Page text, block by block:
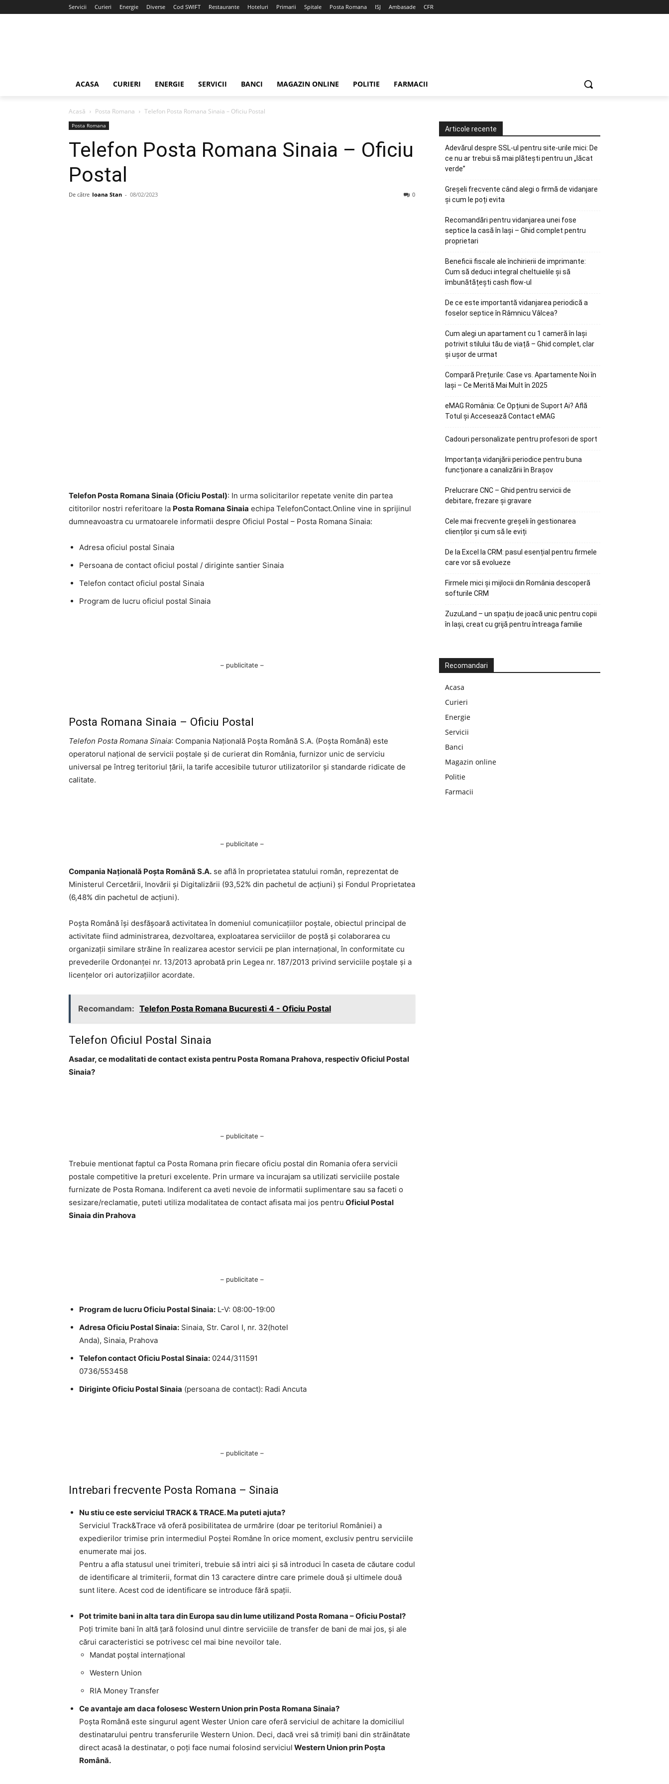
Servicii Curieri Energie Diverse Cod SWIFT Restaurante Hoteluri Primarii Spitale Posta Romana ISJ Ambasade CFR
ACASA CURIERI ENERGIE SERVICII BANCI MAGAZIN ONLINE POLITIE FARMACII
Acasă Posta Romana Telefon Posta Romana Sinaia – Oficiu Postal
Posta Romana
Telefon Posta Romana Sinaia – Oficiu
Postal
De către Ioana Stan - 08/02/2023 0
Telefon Posta Romana Sinaia (Oficiu Postal): In urma solicitarilor repetate venite din partea
cititorilor nostri referitoare la Posta Romana Sinaia echipa TelefonContact.Online vine in sprijinul
dumneavoastra cu urmatoarele informatii despre Oficiul Postal – Posta Romana Sinaia:
Adresa oficiul postal Sinaia
Persoana de contact oficiul postal / diriginte santier Sinaia
Telefon contact oficiul postal Sinaia
Program de lucru oficiul postal Sinaia
– publicitate –
Posta Romana Sinaia – Oficiu Postal
Telefon Posta Romana Sinaia: Compania Națională Poșta Română S.A. (Poșta Română) este
operatorul național de servicii poștale și de curierat din România, furnizor unic de serviciu
universal pe întreg teritoriul țării, la tarife accesibile tuturor utilizatorilor și standarde ridicate de
calitate.
– publicitate –
Compania Națională Poşta Română S.A. se află în proprietatea statului român, reprezentat de
Ministerul Cercetării, Inovării şi Digitalizării (93,52% din pachetul de acţiuni) şi Fondul Proprietatea
(6,48% din pachetul de acţiuni).
Poşta Română îşi desfăşoară activitatea în domeniul comunicaţiilor poştale, obiectul principal de
activitate fiind administrarea, dezvoltarea, exploatarea serviciilor de poştă şi colaborarea cu
organizaţii similare străine în realizarea acestor servicii pe plan internaţional, în conformitate cu
prevederile Ordonanţei nr. 13/2013 aprobată prin Legea nr. 187/2013 privind serviciile poştale şi a
licenţelor ori autorizaţiilor acordate.
Recomandam: Telefon Posta Romana Bucuresti 4 - Oficiu Postal
Telefon Oficiul Postal Sinaia
Asadar, ce modalitati de contact exista pentru Posta Romana Prahova, respectiv Oficiul Postal
Sinaia?
– publicitate –
Trebuie mentionat faptul ca Posta Romana prin fiecare oficiu postal din Romania ofera servicii
postale competitive la preturi excelente. Prin urmare va incurajam sa utilizati serviciile postale
furnizate de Posta Romana. Indiferent ca aveti nevoie de informatii suplimentare sau sa faceti o
sesizare/reclamatie, puteti utiliza modalitatea de contact afisata mai jos pentru Oficiul Postal
Sinaia din Prahova
– publicitate –
Program de lucru Oficiu Postal Sinaia: L-V: 08:00-19:00
Adresa Oficiu Postal Sinaia: Sinaia, Str. Carol I, nr. 32(hotel
Anda), Sinaia, Prahova
Telefon contact Oficiu Postal Sinaia: 0244/311591
0736/553458
Diriginte Oficiu Postal Sinaia (persoana de contact): Radi Ancuta
– publicitate –
Intrebari frecvente Posta Romana – Sinaia
Nu stiu ce este serviciul TRACK & TRACE. Ma puteti ajuta?
Serviciul Track&Trace vă oferă posibilitatea de urmărire (doar pe teritoriul României) a
expedierilor trimise prin intermediul Poştei Române în orice moment, exclusiv pentru serviciile
enumerate mai jos.
Pentru a afla statusul unei trimiteri, trebuie să intri aici şi să introduci în caseta de căutare codul
de identificare al trimiterii, format din 13 caractere dintre care primele două şi ultimele două
sunt litere. Acest cod de identificare se introduce fără spaţii.
Pot trimite bani in alta tara din Europa sau din lume utilizand Posta Romana – Oficiu Postal?
Poţi trimite bani în altă ţară folosind unul dintre serviciile de transfer de bani de mai jos, şi ale
cărui caracteristici se potrivesc cel mai bine nevoilor tale.
Mandat poştal internaţional
Western Union
RIA Money Transfer
Ce avantaje am daca folosesc Western Union prin Posta Romana Sinaia?
Poşta Română este singurul agent Wester Union care oferă serviciul de achitare la domiciliul
destinatarului pentru transferurile Western Union. Deci, dacă vrei să trimiţi bani din străinătate
direct acasă la destinatar, o poţi face numai folosind serviciul Western Union prin Poşta
Română.
Articole recente
Adevărul despre SSL-ul pentru site-urile mici: De
ce nu ar trebui să mai plătești pentru un „lăcat
verde”
Greșeli frecvente când alegi o firmă de vidanjare
și cum le poți evita
Recomandări pentru vidanjarea unei fose
septice la casă în Iași – Ghid complet pentru
proprietari
Beneficii fiscale ale închirierii de imprimante:
Cum să deduci integral cheltuielile și să
îmbunătățești cash flow-ul
De ce este importantă vidanjarea periodică a
foselor septice în Râmnicu Vâlcea?
Cum alegi un apartament cu 1 cameră în Iași
potrivit stilului tău de viață – Ghid complet, clar
și ușor de urmat
Compară Prețurile: Case vs. Apartamente Noi în
Iași – Ce Merită Mai Mult în 2025
eMAG România: Ce Opțiuni de Suport Ai? Află
Totul și Accesează Contact eMAG
Cadouri personalizate pentru profesori de sport
Importanța vidanjării periodice pentru buna
funcționare a canalizării în Brașov
Prelucrare CNC – Ghid pentru servicii de
debitare, frezare și gravare
Cele mai frecvente greșeli în gestionarea
clienților și cum să le eviți
De la Excel la CRM: pasul esențial pentru firmele
care vor să evolueze
Firmele mici și mijlocii din România descoperă
softurile CRM
ZuzuLand – un spațiu de joacă unic pentru copii
în Iași, creat cu grijă pentru întreaga familie
Recomandari
Acasa
Curieri
Energie
Servicii
Banci
Magazin online
Politie
Farmacii